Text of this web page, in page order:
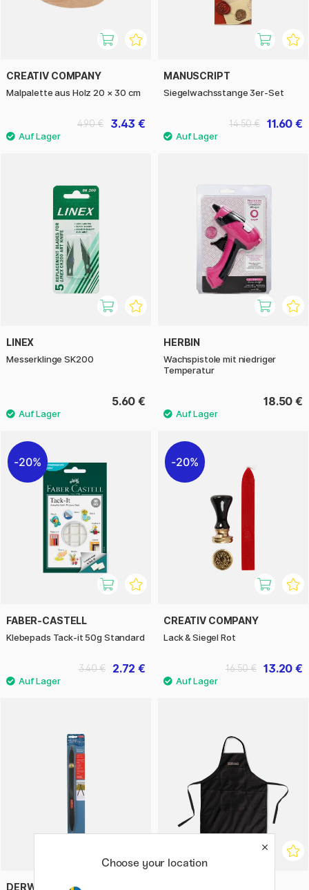
CREATIV COMPANY
Malpalette aus Holz 20 × 30 cm
3.43 €
4.90 €
MANUSCRIPT
Siegelwachsstange 3er-Set
11.60 €
14.50 €
LINEX
Messerklinge SK200
5.60 €
HERBIN
Wachspistole mit niedriger
Temperatur
18.50 €
20%
FABER-CASTELL
Klebepads Tack-it 50g Standard
2.72 €
3.40 €
20%
CREATIV COMPANY
Lack & Siegel Rot
13.20 €
16.50 €
DERWENT
Choose your location